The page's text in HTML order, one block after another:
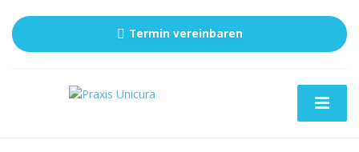
Termin vereinbaren